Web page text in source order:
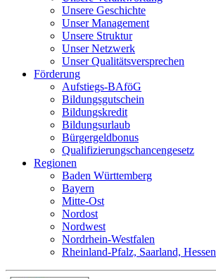
Unsere Geschichte
Unser Management
Unsere Struktur
Unser Netzwerk
Unser Qualitätsversprechen
Förderung
Aufstiegs-BAföG
Bildungsgutschein
Bildungskredit
Bildungsurlaub
Bürgergeldbonus
Qualifizierungschancengesetz
Regionen
Baden Württemberg
Bayern
Mitte-Ost
Nordost
Nordwest
Nordrhein-Westfalen
Rheinland-Pfalz, Saarland, Hessen